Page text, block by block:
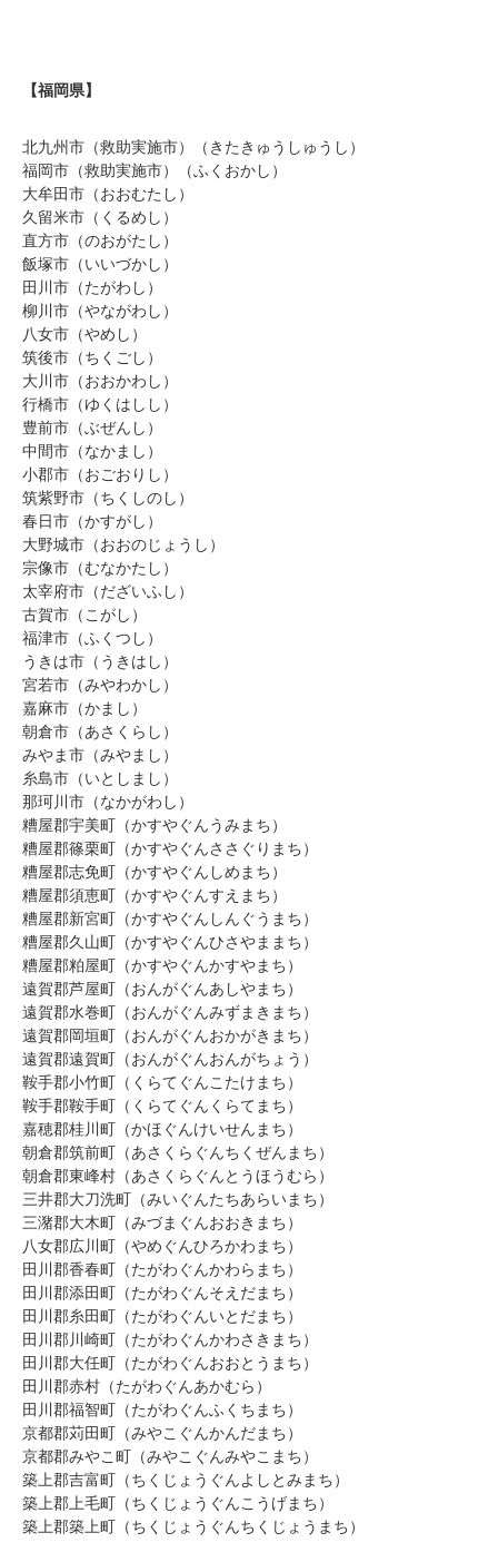
【福岡県】
北九州市（救助実施市）（きたきゅうしゅうし）
福岡市（救助実施市）（ふくおかし）
大牟田市（おおむたし）
久留米市（くるめし）
直方市（のおがたし）
飯塚市（いいづかし）
田川市（たがわし）
柳川市（やながわし）
八女市（やめし）
筑後市（ちくごし）
大川市（おおかわし）
行橋市（ゆくはしし）
豊前市（ぶぜんし）
中間市（なかまし）
小郡市（おごおりし）
筑紫野市（ちくしのし）
春日市（かすがし）
大野城市（おおのじょうし）
宗像市（むなかたし）
太宰府市（だざいふし）
古賀市（こがし）
福津市（ふくつし）
うきは市（うきはし）
宮若市（みやわかし）
嘉麻市（かまし）
朝倉市（あさくらし）
みやま市（みやまし）
糸島市（いとしまし）
那珂川市（なかがわし）
糟屋郡宇美町（かすやぐんうみまち）
糟屋郡篠栗町（かすやぐんささぐりまち）
糟屋郡志免町（かすやぐんしめまち）
糟屋郡須恵町（かすやぐんすえまち）
糟屋郡新宮町（かすやぐんしんぐうまち）
糟屋郡久山町（かすやぐんひさやままち）
糟屋郡粕屋町（かすやぐんかすやまち）
遠賀郡芦屋町（おんがぐんあしやまち）
遠賀郡水巻町（おんがぐんみずまきまち）
遠賀郡岡垣町（おんがぐんおかがきまち）
遠賀郡遠賀町（おんがぐんおんがちょう）
鞍手郡小竹町（くらてぐんこたけまち）
鞍手郡鞍手町（くらてぐんくらてまち）
嘉穂郡桂川町（かほぐんけいせんまち）
朝倉郡筑前町（あさくらぐんちくぜんまち）
朝倉郡東峰村（あさくらぐんとうほうむら）
三井郡大刀洗町（みいぐんたちあらいまち）
三潴郡大木町（みづまぐんおおきまち）
八女郡広川町（やめぐんひろかわまち）
田川郡香春町（たがわぐんかわらまち）
田川郡添田町（たがわぐんそえだまち）
田川郡糸田町（たがわぐんいとだまち）
田川郡川崎町（たがわぐんかわさきまち）
田川郡大任町（たがわぐんおおとうまち）
田川郡赤村（たがわぐんあかむら）
田川郡福智町（たがわぐんふくちまち）
京都郡苅田町（みやこぐんかんだまち）
京都郡みやこ町（みやこぐんみやこまち）
築上郡吉富町（ちくじょうぐんよしとみまち）
築上郡上毛町（ちくじょうぐんこうげまち）
築上郡築上町（ちくじょうぐんちくじょうまち）